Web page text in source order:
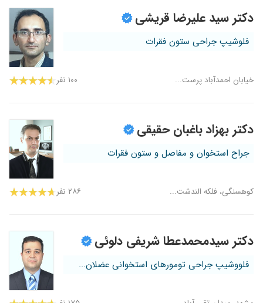
دکتر سید علیرضا قریشی
فلوشیپ جراحی ستون فقرات
خیابان احمدآباد پرست... ۱۰۰ نفر
دکتر بهزاد باغبان حقیقی
جراح استخوان و مفاصل و ستون فقرات
کوهسنگی، فلکه الندشت... ۲۸۶ نفر
دکتر سیدمحمدعطا شریفی دلوئی
فلووشیپ جراحی تومورهای استخوانی عضلان...